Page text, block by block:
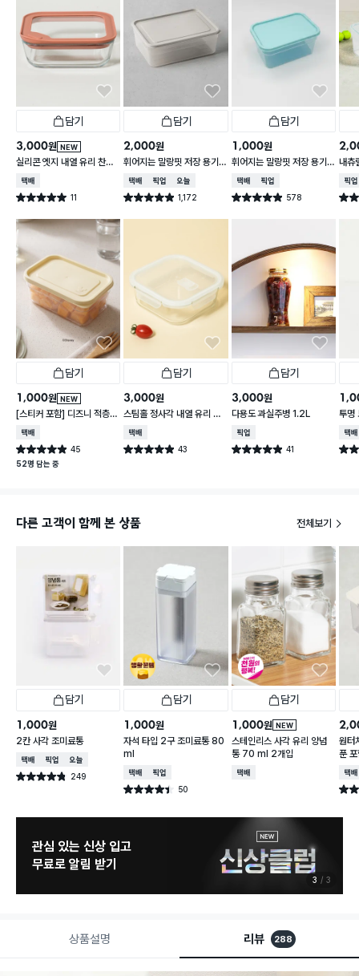
담기
NEW
3,000원
실리콘 엣지 내열 유리 찬통
550 ml
택배배송
별점 5.0점 11
건 작성
담기
2,000원
휘어지는 말랑핏 저장 용기
2 L 그레이
택배배송매장픽업오늘배송
별점 4.9점 1,172
건 작성
담기
1,000원
휘어지는 말랑핏 저장 용기
900ml 스카이블루
택배배송매장픽업
별점 4.9점 578
건 작성
내츄
매장
별점
담기
NEW
1,000원
[스티커 포함] 디즈니 적층
가능한 말랑핏 600 ml 아
이보리
택배배송
별점 4.9점 45
건 작성
52명 담는 중
담기
3,000원
스팀홀 정사각 내열 유리 찬
통 1.2 L
택배배송
별점 4.9점 43
건 작성
담기
3,000원
다용도 과실주병 1.2L
매장픽업
별점 4.9점 41
건 작성
투명
택배
별점
다른 고객이 함께 본 상품 전체보기
담기
1,000원
2칸 사각 조미료통
택배배송매장픽업오늘배송
별점 4.8점 249
건 작성
담기
1,000원
자석 타입 2구 조미료통 80
ml
택배배송매장픽업
별점 4.4점 50
건 작성
담기
NEW
1,000원
스테인리스 사각 유리 양념
통 70 ml 2개입
택배배송
원터
푼
택배
별점
관심 있는 신상 입고
무료로 알림 받기
3 3
상품설명 리뷰 288